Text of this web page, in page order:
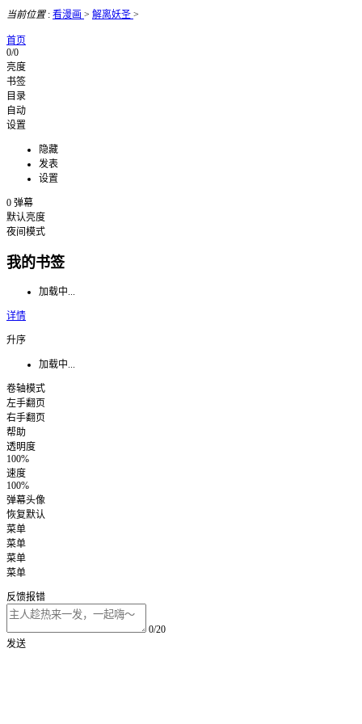
当前位置: 看漫画 > 解离妖圣 >
首页
0/0
亮度
书签
目录
自动
设置
隐藏
发表
设置
0 弹幕
默认亮度
夜间模式
我的书签
加载中...
详情
升序
加载中...
卷轴模式
左手翻页
右手翻页
帮助
透明度
100%
速度
100%
弹幕头像
恢复默认
菜单
菜单
菜单
菜单
反馈报错
0/20
发送